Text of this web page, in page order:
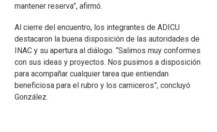
mantener reserva”, afirmó.
Al cierre del encuentro, los integrantes de ADICU
destacaron la buena disposición de las autoridades de
INAC y su apertura al diálogo. “Salimos muy conformes
con sus ideas y proyectos. Nos pusimos a disposición
para acompañar cualquier tarea que entiendan
beneficiosa para el rubro y los carniceros”, concluyó
González.